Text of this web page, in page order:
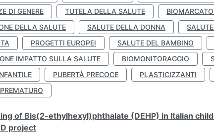
DI GENERE
TUTELA DELLA SALUTE
DELLA SALUTE
SALUTE DELLA DONNA
PROGETTI EUROPEI SALUTE DEL BAMBINO
IMPATTO SULLA SALUTE
BIOMONITORAGGIO
PUBERTÀ PRECOCE PLASTICIZZANTI
of Bis(2-ethylhexyl)phthalate (DEHP) in Italian
project